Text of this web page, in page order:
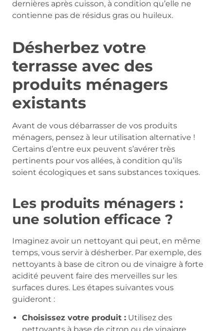
dernières après cuisson, à condition qu’elle ne
contienne pas de résidus gras ou huileux.
Désherbez votre
terrasse avec des
produits ménagers
existants
Avant de vous débarrasser de vos produits
ménagers, pensez à leur utilisation alternative !
Certains d’entre eux peuvent s’avérer très
pertinents pour vos allées, à condition qu’ils
soient écologiques et sans substances toxiques.
Les produits ménagers :
une solution efficace ?
Imaginez avoir un nettoyant qui peut, en même
temps, vous servir à désherber. Par exemple, des
nettoyants à base de citron ou de vinaigre à forte
acidité peuvent faire des merveilles sur les
surfaces dures. Les étapes suivantes vous
guideront :
Choisissez votre produit : Utilisez des